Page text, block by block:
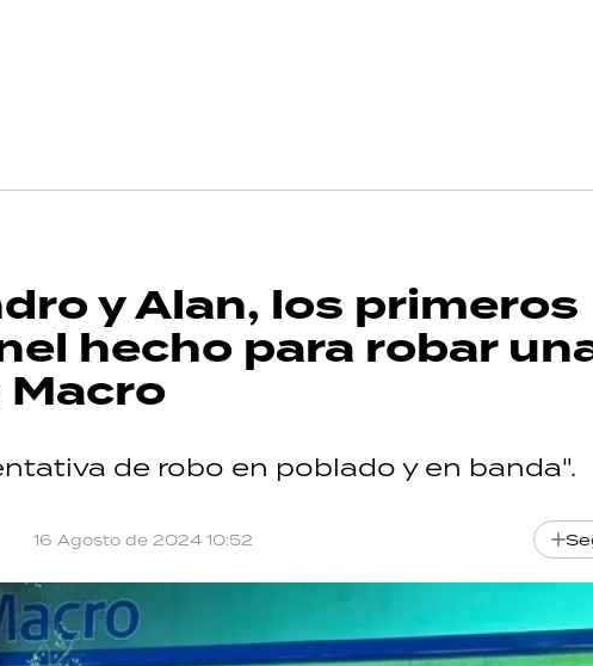
y Alan, los primeros
hecho para robar
de robo en poblado y en banda".
16 Agosto de 2024 10:52